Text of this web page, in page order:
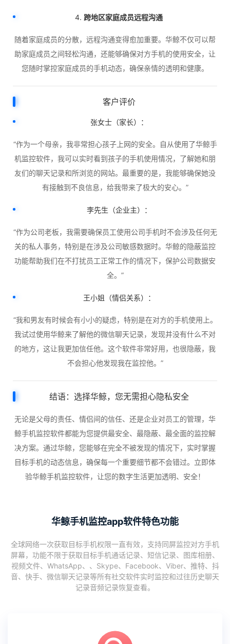
4. 跨地区家庭成员远程沟通
随着家庭成员的分散，远程沟通变得愈加重要。华鲸不仅可以帮
助家庭成员之间轻松沟通，还能够确保对方手机的使用安全，让
您随时掌控家庭成员的手机动态，确保亲情的透明和健康。
客户评价
张女士（家长）：
“作为一个母亲，我非常担心孩子上网的安全。自从使用了华鲸手
机监控软件，我可以实时看到孩子的手机使用情况，了解她和朋
友们的聊天记录和所浏览的网站。最重要的是，我能够确保她没
有接触到不良信息，给我带来了极大的安心。”
李先生（企业主）：
“作为公司老板，我需要确保员工使用公司手机时不会涉及任何无
关的私人事务，特别是在涉及公司敏感数据时。华鲸的隐蔽监控
功能帮助我们在不打扰员工正常工作的情况下，保护公司数据安
全。”
王小姐（情侣关系）：
“我和男友有时候会有小小的疑虑，特别是在对方的手机使用上。
我试过使用华鲸来了解他的微信聊天记录，发现并没有什么不对
的地方，这让我更加信任他。这个软件非常好用，也很隐蔽，我
不会担心他发现我在监控他。”
结语：选择华鲸，您无需担心隐私安全
无论是父母的责任、情侣间的信任、还是企业对员工的管理，华
鲸手机监控软件都能为您提供最安全、最隐蔽、最全面的监控解
决方案。通过华鲸，您能够在完全不被发现的情况下，实时掌握
目标手机的动态信息，确保每一个重要细节都不会错过。立即体
验华鲸手机监控软件，让您的数字生活更加透明、安全！
华鲸手机监控app软件特色功能
全球网络一次获取目标手机权限一直有效，支持同屏监控对方手机
屏幕，功能不限于获取目标手机通话记录、短信记录、图库相册、
视频文件、WhatsApp、、Skype、Facebook、Viber、推特、抖
音、快手、微信聊天记录等所有社交软件实时监控和过往历史聊天
记录音频记录恢复查看。